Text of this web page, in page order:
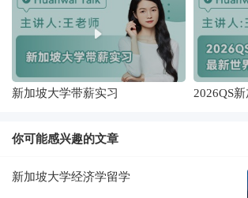
新加坡大学带薪实习 2026QS
你可能感兴趣的文章
新加坡大学经济学留学